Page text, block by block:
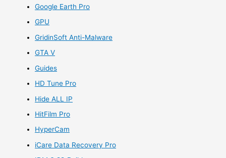
Google Earth Pro
GPU
GridinSoft Anti-Malware
GTA V
Guides
HD Tune Pro
Hide ALL IP
HitFilm Pro
HyperCam
iCare Data Recovery Pro